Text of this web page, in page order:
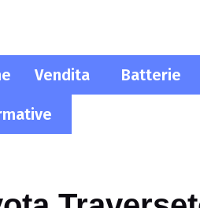
Vendita Batterie